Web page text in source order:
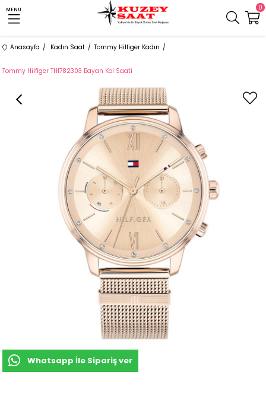
MENU 0
Anasayfa Kadın Saat Tommy Hilfiger Kadın
Tommy Hilfiger TH1782303 Bayan Kol Saati
Whatsapp İle Sipariş ver